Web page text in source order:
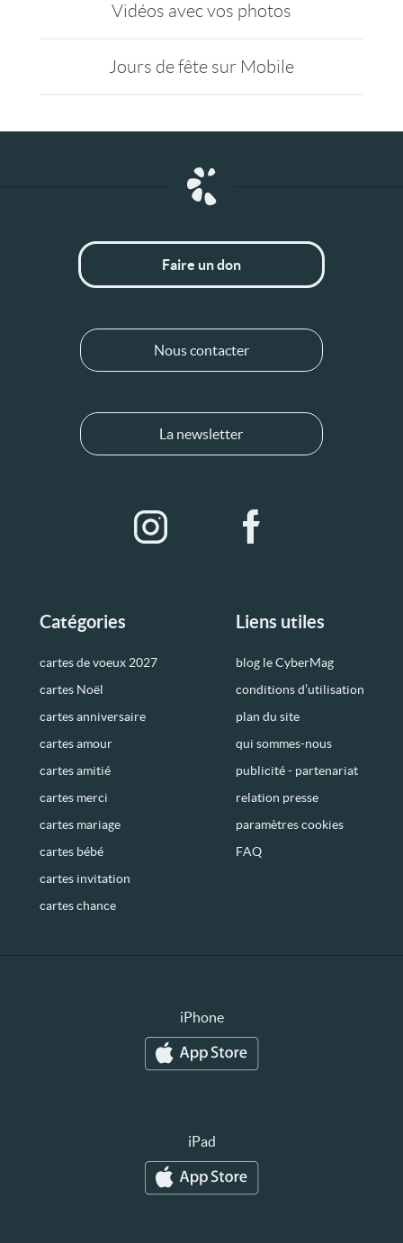
Vidéos avec vos photos
Jours de fête sur Mobile
Catégories
cartes de voeux 2027
cartes Noël
cartes anniversaire
cartes amour
cartes amitié
cartes merci
cartes mariage
cartes bébé
cartes invitation
cartes chance
Liens utiles
blog le CyberMag
conditions d’utilisation
plan du site
qui sommes-nous
publicité - partenariat
relation presse
paramètres cookies
FAQ
Faire un don
Nous contacter
La newsletter
iPhone
iPad